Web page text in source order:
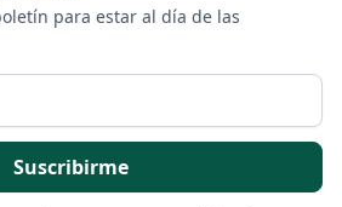
para estar al día de las